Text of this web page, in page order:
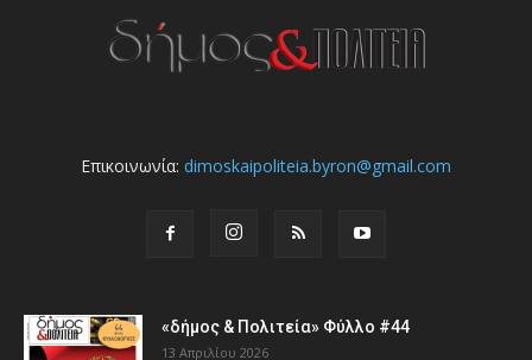
Επικοινωνία: dimoskaipoliteia.byron@gmail.com
«δήμος & Πολιτεία» Φύλλο #44
13 Απριλίου 2026